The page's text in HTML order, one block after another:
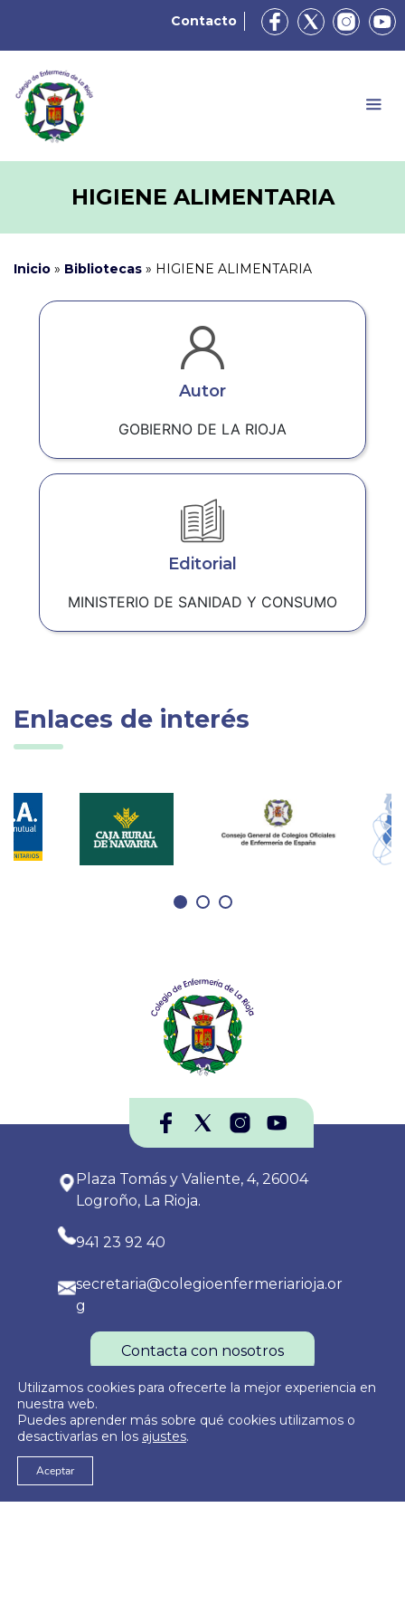
Contacto
HIGIENE ALIMENTARIA
Inicio » Bibliotecas » HIGIENE ALIMENTARIA
Autor
GOBIERNO DE LA RIOJA
Editorial
MINISTERIO DE SANIDAD Y CONSUMO
Enlaces de interés
Plaza Tomás y Valiente, 4, 26004
Logroño, La Rioja.
941 23 92 40
secretaria@colegioenfermeriarioja.or
g
Contacta con nosotros
© 2026
Política de Privacidad Política de Cookies
Utilizamos cookies para ofrecerte la mejor experiencia en
nuestra web.
Puedes aprender más sobre qué cookies utilizamos o
desactivarlas en los ajustes.
Aceptar